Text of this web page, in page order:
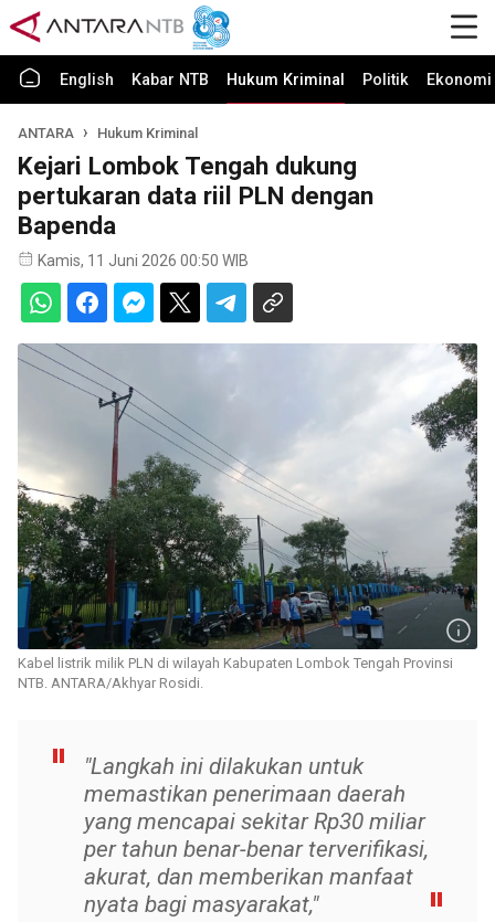
English Kabar NTB Hukum Kriminal Politik
ANTARA Hukum Kriminal
Kejari Lombok Tengah dukung
pertukaran data riil PLN dengan
Bapenda
Kamis, 11 Juni 2026 00:50 WIB
Kabel listrik milik PLN di wilayah Kabupaten Lombok Tengah Provinsi
NTB. ANTARA/Akhyar Rosidi.
"Langkah ini dilakukan untuk
memastikan penerimaan daerah
yang mencapai sekitar Rp30 miliar
per tahun benar-benar terverifikasi,
akurat, dan memberikan manfaat
nyata bagi masyarakat,"